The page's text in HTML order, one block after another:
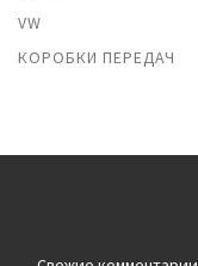
VW
КОРОБКИ ПЕРЕДАЧ